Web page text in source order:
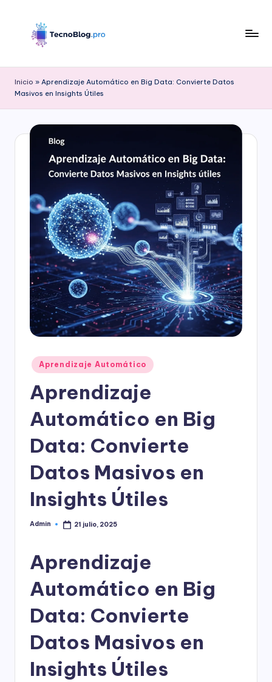
l
o
o
o
Inicio » Aprendizaje Automático en Big Data: Convierte Datos
Masivos en Insights Útiles
Publicado
en
Aprendizaje Automático
Aprendizaje
Automático en Big
Data: Convierte
Datos Masivos en
Insights Útiles
Publicado
Admin 21 julio, 2025
Aprendizaje
Automático en Big
Data: Convierte
Datos Masivos en
Insights Útiles